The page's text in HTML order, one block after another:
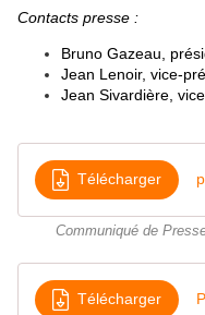
Contacts presse :
Bruno Gazeau,
Jean Lenoir, vice-
Jean Sivardière,
Télécharger
Communiqué de
Télécharger